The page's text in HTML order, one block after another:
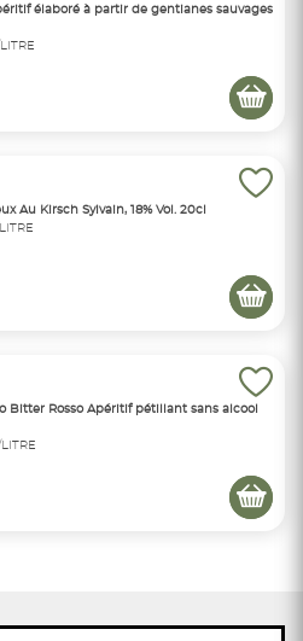
élaboré à partir de gentianes sauvages
Au Kirsch Sylvain, 18% Vol. 20cl
Bitter Rosso Apéritif pétillant sans alcool